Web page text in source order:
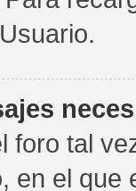
foro tal
en el